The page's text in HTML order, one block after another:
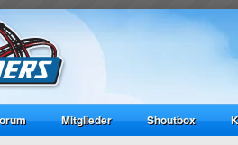
Mitglieder Shoutbox